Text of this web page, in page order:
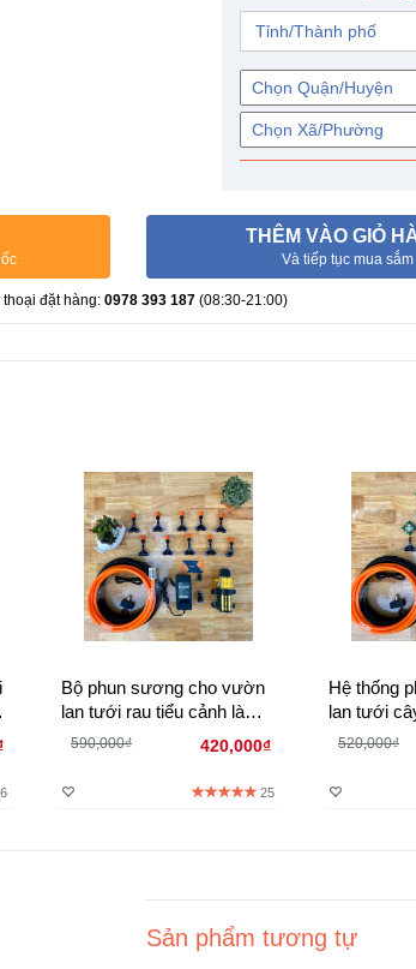
Tỉnh/Thành phố
THÊM VÀO GIỎ
Và tiếp tục mua sắm
đặt hàng: 0978 393 187 (08:30-21:00)
6
Bộ phun sương cho vườn
lan tưới rau tiểu cảnh làm
mát 10 béc phun trọn bộ
590,000₫ 420,000₫
25
Hệ thống
lan tưới
hướng đủ
520,000₫
Sản phẩm tương tự